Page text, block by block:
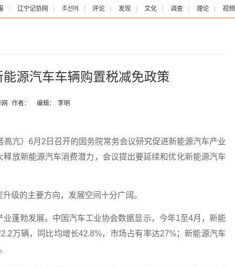
辽宁记协网 조선어 评论 发现 文化 调查 理论 视频
源汽车车辆购置税减免政策
作者： 编辑： 李明
亢）6月2日召开的国务院常务会议研究促进新能源汽车产业
放新能源汽车消费潜力，会议提出要延续和优化新能源汽车
的主要方向，发展空间十分广阔。
勃发展。中国汽车工业协会数据显示，今年1至4月，新能
万辆，同比均增长42.8%，市场占有率达27%；新能源汽车